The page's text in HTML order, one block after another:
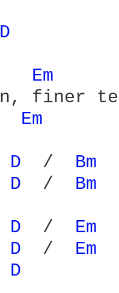
D
Em
Em
D / Bm
D / Bm
D / Em
D / Em
D